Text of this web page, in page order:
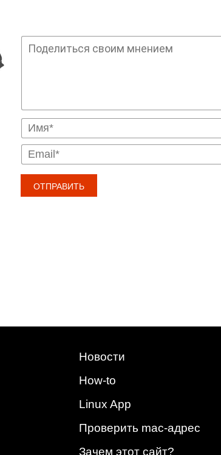
Новости
How-to
Linux App
Проверить mac-адрес
Зачем этот сайт?